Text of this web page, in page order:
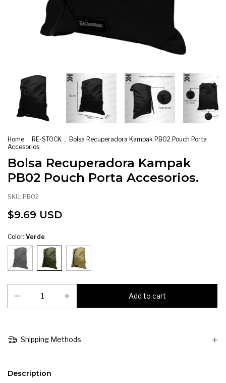
Home . RE-STOCK . Bolsa Recuperadora Kampak PB02 Pouch Porta
Accesorios.
Bolsa Recuperadora Kampak
PB02 Pouch Porta Accesorios.
SKU: PB02
$9.69 USD
Color: Verde
Shipping Methods
Description